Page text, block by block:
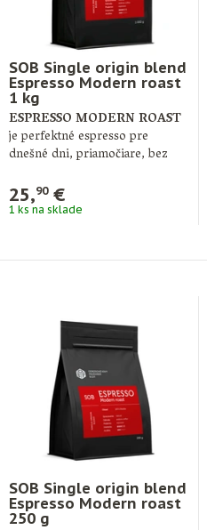
SOB Single origin blend
Espresso Modern roast
1 kg
ESPRESSO MODERN ROAST
je perfektné espresso pre
dnešné dni, priamočiare, bez
25,90€
1 ks na sklade
SOB Single origin blend
Espresso Modern roast
250 g